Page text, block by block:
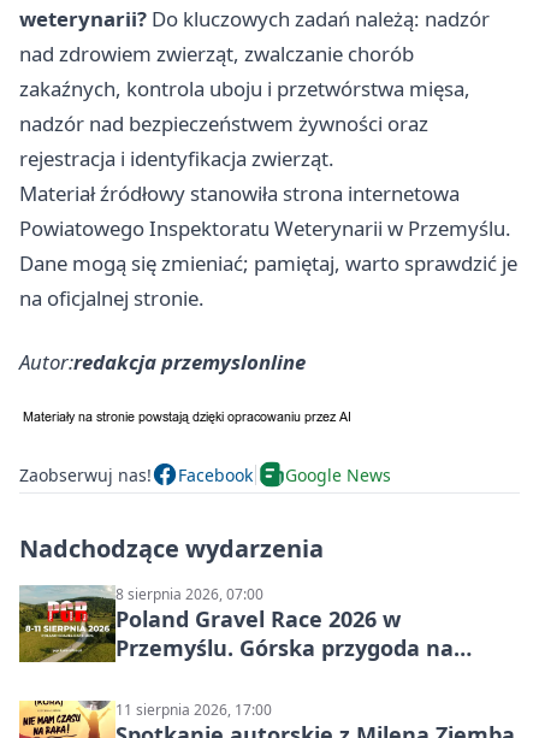
weterynarii? Do kluczowych zadań należą: nadzór
nad zdrowiem zwierząt, zwalczanie chorób
zakaźnych, kontrola uboju i przetwórstwa mięsa,
nadzór nad bezpieczeństwem żywności oraz
rejestracja i identyfikacja zwierząt.
Materiał źródłowy stanowiła strona internetowa
Powiatowego Inspektoratu Weterynarii w Przemyślu.
Dane mogą się zmieniać; pamiętaj, warto sprawdzić je
na oficjalnej stronie.
Autor:redakcja przemyslonline
Zaobserwuj nas! Facebook Google News
Nadchodzące wydarzenia
8 sierpnia 2026, 07:00
Poland Gravel Race 2026 w
Przemyślu. Górska przygoda na
11 sierpnia 2026, 17:00